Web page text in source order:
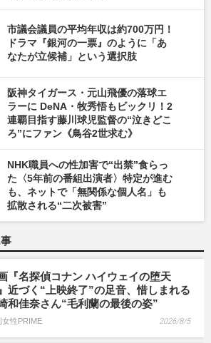
市議会議員の平均年収は約700万円！
ドラマ『銀河の一票』のように「あ
なたが立候補」という選択肢
阪神タイガース・元山飛優の落球エ
ラーに DeNA・牧秀悟もビックリ！2
連覇目指す藤川球児監督の“泣きどこ
ろ”にファン《鳥谷2世求む》
NHK職員への性加害で“出禁”食らっ
た〈5年前の番組出演者〉特定が進む
も、ネットで「無関係な個人名」も
拡散される“二次被害”
『名探偵コナン ハイウェイの堕天
近づく“上映終了”の足音、惜しまれる
和佳奈さん“毛利蘭の最後の姿”
女性PRIME 2026/8/5